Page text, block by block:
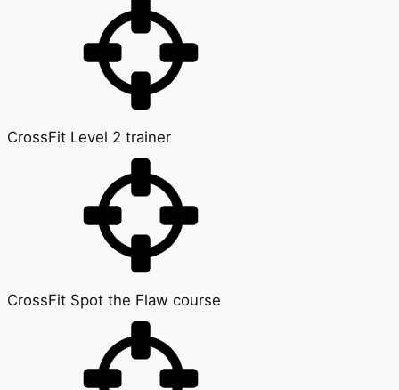
CrossFit Level 2 trainer
CrossFit Spot the Flaw course